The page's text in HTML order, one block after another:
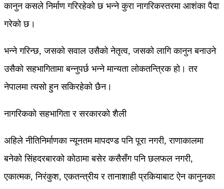
कानुन कसले निर्माण गरिरहेको छ भन्ने कुरा नागरिकस्तरमा आशंका पैदा
गरेको छ।
भन्ने गरिन्छ, जसको सवाल उसैको नेतृत्व, जसको लागि कानुन बनाउने
उसैको सहभागितामा बन्नुपर्छ भन्ने मान्यता लोकतन्त्रिक हो। तर
नेपालमा त्यसो हुन सकिरहेको छैन।
नागरिकको सहभागिता र सरकारको शैली
अहिले नीतिनिर्माणका न्यूनतम मापदण्ड पनि पूरा नगरी, राणाकालमा
बनेको सिंहदरबारको कोठामा बसेर कसैसँग पनि छलफल नगरी,
एकात्मक, निरंकुश, एकतन्त्रीय र तानाशाही प्रकियाबाट ऐन कानुनका